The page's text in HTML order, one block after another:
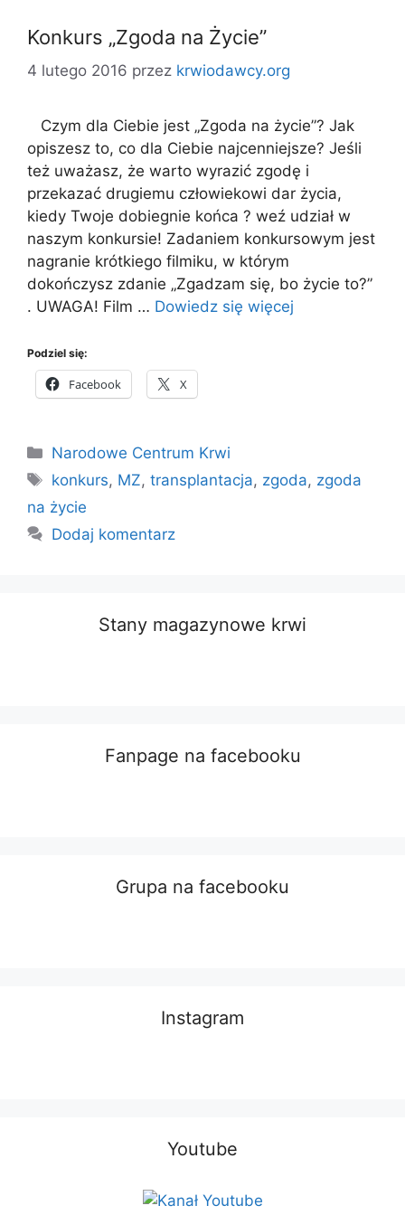
Konkurs „Zgoda na Życie”
4 lutego 2016 przez krwiodawcy.org
Czym dla Ciebie jest „Zgoda na życie”? Jak
opiszesz to, co dla Ciebie najcenniejsze? Jeśli
też uważasz, że warto wyrazić zgodę i
przekazać drugiemu człowiekowi dar życia,
kiedy Twoje dobiegnie końca ? weź udział w
naszym konkursie! Zadaniem konkursowym jest
nagranie krótkiego filmiku, w którym
dokończysz zdanie „Zgadzam się, bo życie to?”
. UWAGA! Film … Dowiedz się więcej
Podziel się:
Facebook X
Kategorie
Narodowe Centrum Krwi
Tagi
konkurs, MZ,transplantacja, zgoda, zgoda
na życie
Dodaj komentarz
Stany magazynowe krwi
Fanpage na facebooku
Grupa na facebooku
Instagram
Youtube